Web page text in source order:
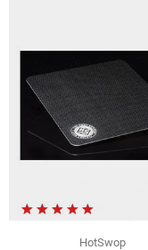
HotSwop